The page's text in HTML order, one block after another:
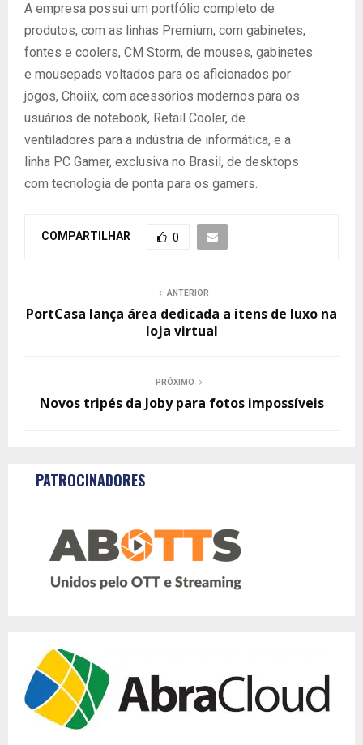
A empresa possui um portfólio completo de
produtos, com as linhas Premium, com gabinetes,
fontes e coolers, CM Storm, de mouses, gabinetes
e mousepads voltados para os aficionados por
jogos, Choiix, com acessórios modernos para os
usuários de notebook, Retail Cooler, de
ventiladores para a indústria de informática, e a
linha PC Gamer, exclusiva no Brasil, de desktops
com tecnologia de ponta para os gamers.
COMPARTILHAR 0
ANTERIOR
PortCasa lança área dedicada a itens de luxo na
loja virtual
PRÓXIMO
Novos tripés da Joby para fotos impossíveis
PATROCINADORES